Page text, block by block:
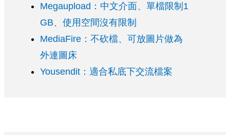
Megaupload：中文介面、單檔限制1
GB、使用空間沒有限制
MediaFire：不砍檔、可放圖片做為
外連圖床
Yousendit：適合私底下交流檔案